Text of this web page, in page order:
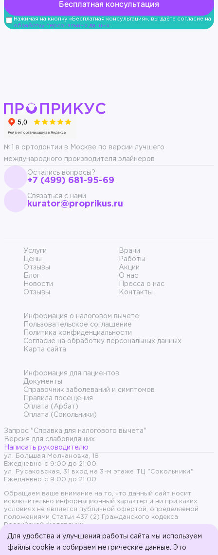
Нажимая на кнопку «Бесплатная консультация», вы даёте согласие на
обработку персональных данных.
№1 в ортодонтии в Москве по версии лучшего
международного производителя элайнеров
Остались вопросы?
+7 (499) 681-95-69
Связаться с нами
kurator@proprikus.ru
Услуги
Врачи
Цены
Работы
Отзывы
Акции
Блог
О нас
Новости
Пресса о нас
Отзывы
Контакты
Информация о налоговом вычете
Пользовательское соглашение
Политика конфиденциальности
Согласие на обработку персональных данных
Карта сайта
Информация для пациентов
Документы
Справочник заболеваний и симптомов
Правила посещения
Оплата (Арбат)
Оплата (Сокольники)
Запрос "Справка для налогового вычета"
Версия для слабовидящих
Написать руководителю
ул. Большая Молчановка, 18
Ежедневно с 9:00 до 21:00.
ул. Русаковская, 31 вход на 3-м этаже ТЦ "Сокольники"
Ежедневно с 9:00 до 21:00.
Обращаем ваше внимание на то, что данный сайт носит
исключительно информационный характер и ни при каких
условиях не является публичной офертой, определяемой
положениями Статьи 437 (2) Гражданского кодекса
Российской Федерации.
Продолжая пользоваться сайтом, вы даете согласие на
Для удобства и улучшения работы сайта мы используем
файлы cookie и собираем метрические данные. Это